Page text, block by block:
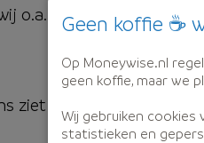
o.a. uw geboortedatum
ziet u direct online het
Geen koffie ☕
Op Moneywise.nl
geen koffie, maar we
Wij gebruiken
statistieken en